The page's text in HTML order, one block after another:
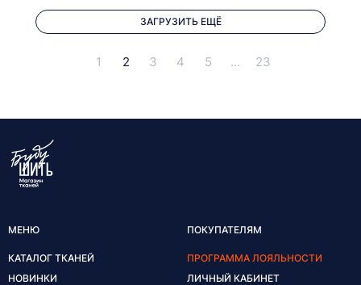
ЗАГРУЗИТЬ ЕЩЁ
1 2 3 4 5 ... 23
МЕНЮ
КАТАЛОГ ТКАНЕЙ
НОВИНКИ
ПОКУПАТЕЛЯМ
ПРОГРАММА ЛОЯЛЬНОСТИ
ЛИЧНЫЙ КАБИНЕТ